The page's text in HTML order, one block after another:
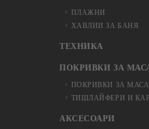
ПЛАЖНИ
ХАВЛИИ ЗА БАНЯ
ТЕХНИКА
ПОКРИВКИ ЗА
ПОКРИВКИ ЗА МАСА
ТИШЛАЙФЕРИ И
АКСЕСОАРИ